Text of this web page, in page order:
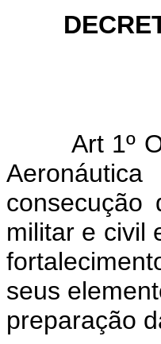
Art 1º O
consecução
militar e civil
seus
preparação